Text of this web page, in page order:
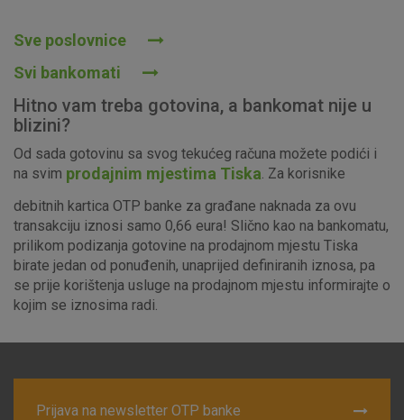
Sve poslovnice
Svi bankomati
Hitno vam treba gotovina, a bankomat nije u
blizini?
Od sada gotovinu sa svog tekućeg računa možete podići i
na svim prodajnim mjestima Tiska . Za korisnike
debitnih kartica OTP banke za građane naknada za ovu
transakciju iznosi samo 0,66 eura! Slično kao na bankomatu,
prilikom podizanja gotovine na prodajnom mjestu Tiska
birate jedan od ponuđenih, unaprijed definiranih iznosa, pa
se prije korištenja usluge na prodajnom mjestu informirajte o
kojim se iznosima radi.
Prijava na newsletter OTP banke
Ovi kolačići nužni su za funkcioniranje internetske stranice i
postavljaju kao odgovor na vaše radnje koje uključuju zahtjev
za uslugama, kao što su postavke kolačića. Svoj preglednik
o njima, ali u tom slučaju neki dijelovi stranice neće raditi. Ti
kolačići ne pohranjuju nikakve informacije koje bi vas mogle
identificirati.
Detaljnije informacije o kolačićima